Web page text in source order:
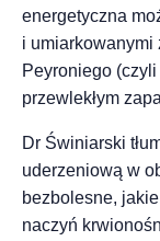
energetyczna
i umiarkowanymi
Peyroniego
przewlekłym
Dr Świniarski
uderzeniową w
bezbolesne,
naczyń